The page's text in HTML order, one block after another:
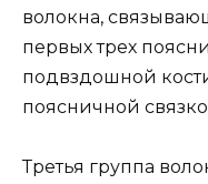
волокна,
первых трех
подвздошной
поясничной
Третья группа